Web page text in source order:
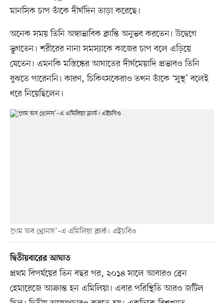
মানসিক চাপ তাঁকে দীর্ঘদিন তাড়া করেছে।
অনেক সময় তিনি অস্বাভাবিক ক্লান্তি অনুভব করতেন। উদ্বেগে
ভুগতেন। শরীরের নানা সমস্যাকে কাজের চাপ বলে এড়িয়ে
যেতেন। এমনকি মস্তিষ্কের আঘাতের দীর্ঘমেয়াদি প্রভাবও তিনি
বুঝতে পারেননি। কারণ, চিকিৎসকেরাও তখন তাঁকে ‘সুস্থ’ বলেই
ধরে নিয়েছিলেন।
‘গেম অব থ্রোনস’–এ এমিলিয়া ক্লার্ক। এইচবিও
দ্বিতীয়বারের আঘাত
প্রথম বিপর্যয়ের তিন বছর পর, ২০১৪ সালে আবারও ব্রেন
হেমারেজে আক্রান্ত হন এমিলিয়া। এবার পরিস্থিতি আরও জটিল